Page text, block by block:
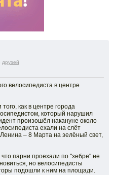
друзей
велосипедиста в центре
как в центре города
который нарушил
произошёл накануне около
ехали на слёт
– 8 Марта на зелёный свет,
парни проехали по "зебре" не
но велосипедисты
подошли к ним на площади.